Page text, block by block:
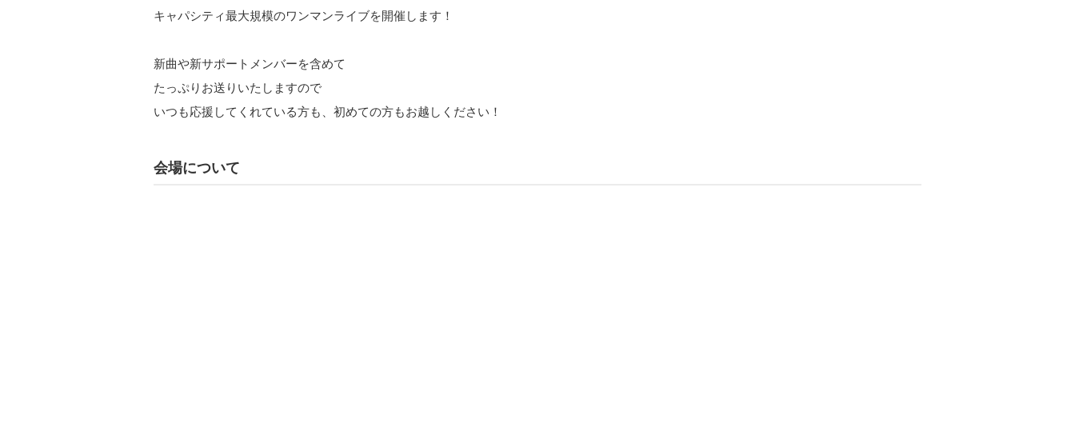
キャパシティ最大規模のワンマンライブを開催します！
新曲や新サポートメンバーを含めて
たっぷりお送りいたしますので
いつも応援してくれている方も、初めての方もお越しください！
会場について